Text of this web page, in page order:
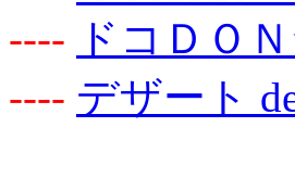
---- ドコＤＯ
---- デザート